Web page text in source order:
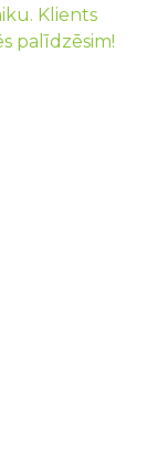
Klients
palīdzēsim!